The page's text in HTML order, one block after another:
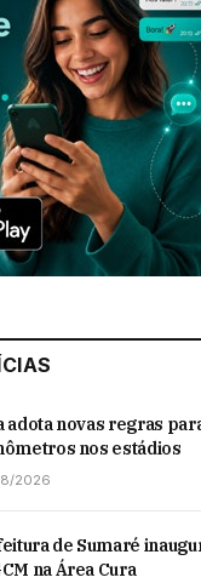
adota novas regras
nos estádios
2026
de Sumaré
na Área Cura